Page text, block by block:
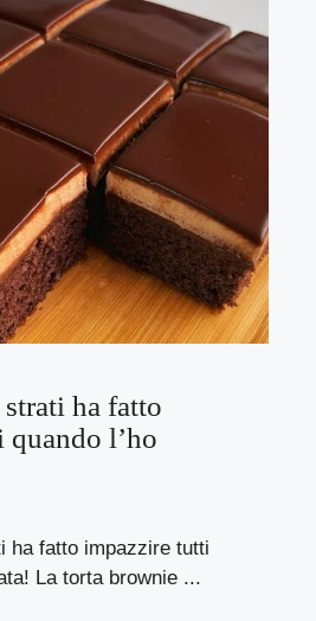
ha fatto
l’ho
ha fatto impazzire tutti
La torta brownie ...